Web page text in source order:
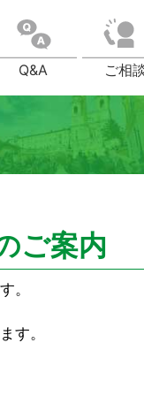
Q&A ご相
ご案内
。
す。